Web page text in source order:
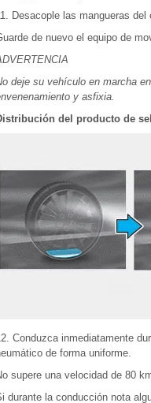
Desacople las mangueras
de nuevo el equipo de
deje su vehículo en marcha
y asfixia.
del producto de
Conduzca inmediatamente
de forma uniforme.
supere una velocidad de 80
durante la conducción nota